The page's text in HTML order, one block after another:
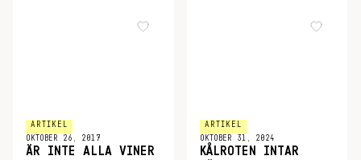
ARTIKEL
OKTOBER 26, 2017
ÄR INTE ALLA VINER
ARTIKEL
OKTOBER 31, 2024
KÅLROTEN INTAR